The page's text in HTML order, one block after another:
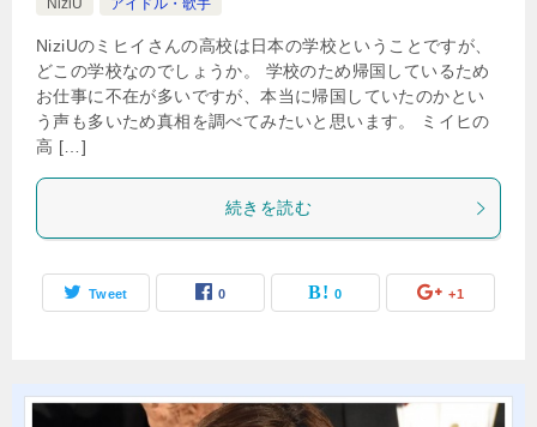
NiziU
アイドル・歌手
NiziUのミヒイさんの高校は日本の学校ということですが、
どこの学校なのでしょうか。 学校のため帰国しているため
お仕事に不在が多いですが、本当に帰国していたのかとい
う声も多いため真相を調べてみたいと思います。 ミイヒの
高 […]
続きを読む
Tweet 0 0 +1